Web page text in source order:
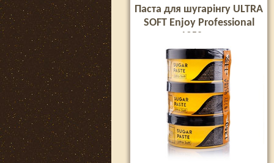
Паста для шугарінгу ULTRA
SOFT Enjoy Professional
1350 гр.